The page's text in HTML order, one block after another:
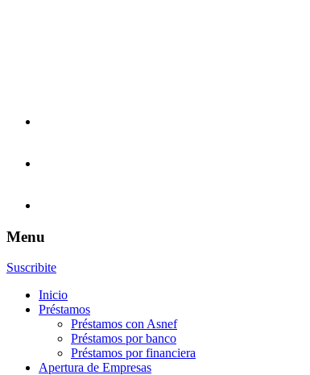
Menu
Suscribite
Inicio
Préstamos
Préstamos con Asnef
Préstamos por banco
Préstamos por financiera
Apertura de Empresas